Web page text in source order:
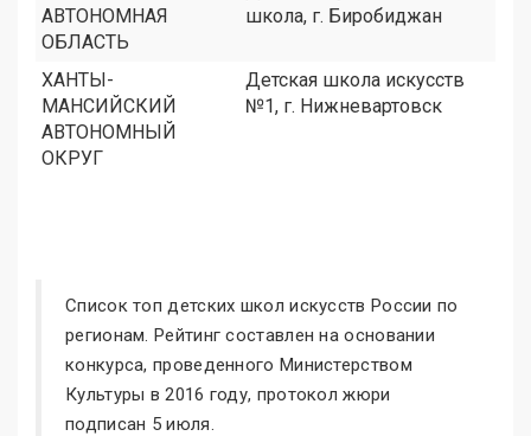
АВТОНОМНАЯ
ОБЛАСТЬ
школа, г. Биробиджан
ХАНТЫ-
МАНСИЙСКИЙ
АВТОНОМНЫЙ
ОКРУГ
Детская школа искусств
№1, г. Нижневартовск
Список топ детских школ искусств России по
регионам. Рейтинг составлен на основании
конкурса, проведенного Министерством
Культуры в 2016 году, протокол жюри
подписан 5 июля.